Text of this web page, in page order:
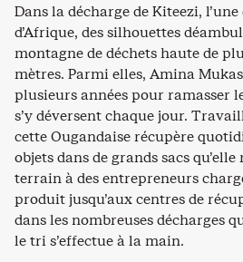
Dans la décharge de Kiteezi,
d’Afrique, des silhouettes
montagne de déchets haute de
mètres. Parmi elles, Amina
plusieurs années pour ramasser
s’y déversent chaque jour.
cette Ougandaise récupère
objets dans de grands sacs
terrain à des entrepreneurs
produit jusqu’aux centres de
dans les nombreuses décharges
le tri s’effectue à la main.